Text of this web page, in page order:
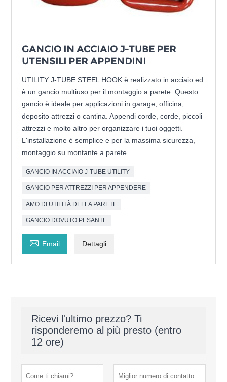
GANCIO IN ACCIAIO J-TUBE PER
UTENSILI PER APPENDINI
UTILITY J-TUBE STEEL HOOK è realizzato in acciaio ed
è un gancio multiuso per il montaggio a parete. Questo
gancio è ideale per applicazioni in garage, officina,
deposito attrezzi o cantina. Appendi corde, corde, piccoli
attrezzi e molto altro per organizzare i tuoi oggetti.
L'installazione è semplice e per la massima sicurezza,
montaggio su montante a parete.
GANCIO IN ACCIAIO J-TUBE UTILITY
GANCIO PER ATTREZZI PER APPENDERE
AMO DI UTILITÀ DELLA PARETE
GANCIO DOVUTO PESANTE
 Email Dettagli
Ricevi l'ultimo prezzo? Ti
risponderemo al più presto (entro
12 ore)